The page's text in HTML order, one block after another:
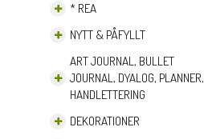
* REA
NYTT & PÅFYLLT
ART JOURNAL, BULLET
JOURNAL, DYALOG, PLANNER,
HANDLETTERING
DEKORATIONER